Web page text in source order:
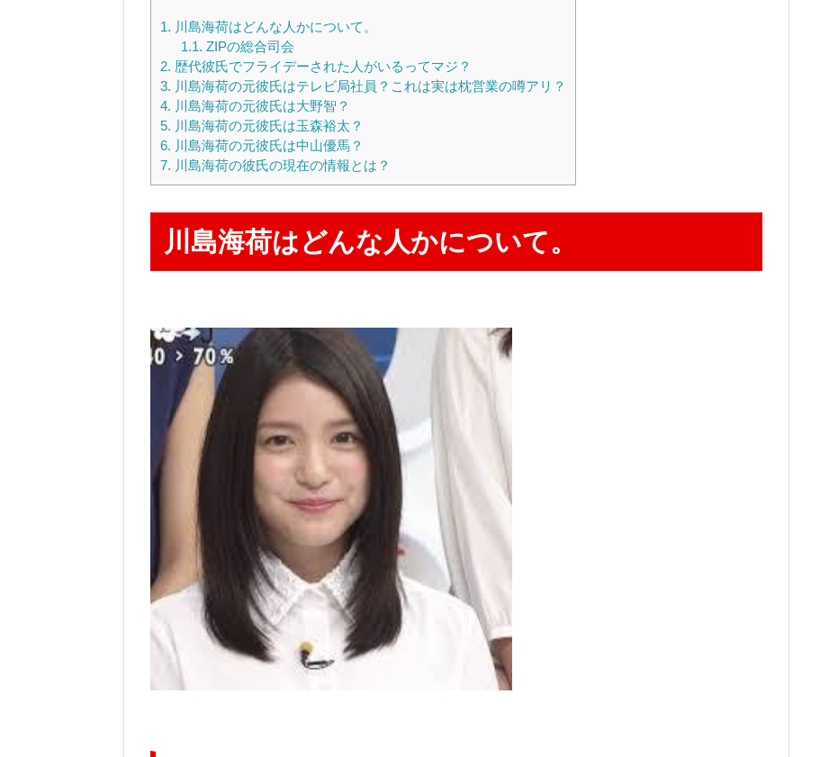
1. 川島海荷はどんな人かについて。
1.1. ZIPの総合司会
2. 歴代彼氏でフライデーされた人がいるってマジ？
3. 川島海荷の元彼氏はテレビ局社員？これは実は枕営業の噂アリ？
4. 川島海荷の元彼氏は大野智？
5. 川島海荷の元彼氏は玉森裕太？
6. 川島海荷の元彼氏は中山優馬？
7. 川島海荷の彼氏の現在の情報とは？
川島海荷はどんな人かについて。